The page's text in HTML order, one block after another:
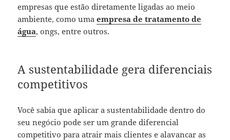
empresas que estão diretamente ligadas ao meio
ambiente, como umaempresa de tratamento de
água, ongs, entre outros.
A sustentabilidade gera diferenciais
competitivos
Você sabia que aplicar a sustentabilidade dentro do
seu negócio pode ser um grande diferencial
competitivo para atrair mais clientes e alavancar as